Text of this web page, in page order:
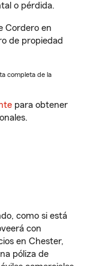
o pérdida.
Cordero en
de propiedad
completa de la
para obtener
como si está
con
en Chester,
póliza de